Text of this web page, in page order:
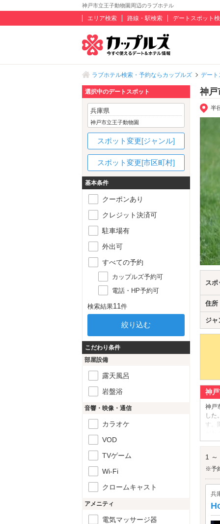
神戸市立王子動物園周辺のラブホテル
エリア検索 路線・駅検索 デートスポット
ラブホテル検索・予約ならカップルズ デート
神戸
半
スポ
住所
ジャ
神
神戸
した
す。
が
い仕
1 ～
※予
兵
選択中のデートスポット
兵庫県
神戸市立王子動物園
スポット変更[ジャンル]
スポット変更[市区町村]
基本条件
クーポンあり
クレジット決済可
駐車場有
外出可
すべての予約
カップルズ予約可
電話・HP予約可
検索結果11件
こだわり条件
部屋設備
露天風呂
岩盤浴
音響・映像・通信
カラオケ
VOD
TVゲーム
Wi-Fi
クロームキャスト
アメニティ
電気マッサージ器